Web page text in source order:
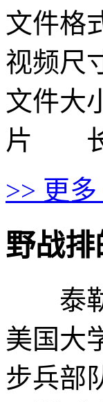
文件格
视频尺
文件大
片 长
>> 更多
野战排
泰勒
美国大
步兵部